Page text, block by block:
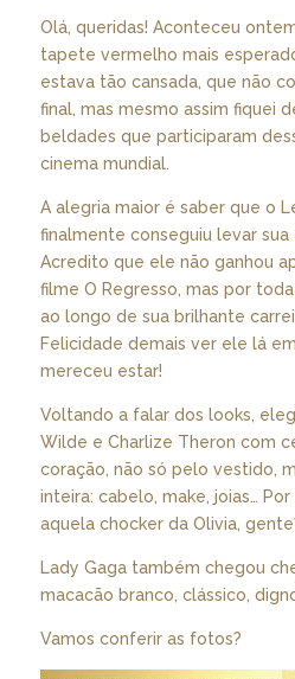
Olá, queridas! Aconteceu
tapete vermelho mais
estava tão cansada, que não
final, mas mesmo assim fiquei
beldades que participaram
cinema mundial.
A alegria maior é saber que o
finalmente conseguiu levar
Acredito que ele não ganhou
filme O Regresso, mas por
ao longo de sua brilhante
Felicidade demais ver ele lá
mereceu estar!
Voltando a falar dos looks,
Wilde e Charlize Theron com
coração, não só pelo vestido,
inteira: cabelo, make, joias…
aquela chocker da Olivia,
Lady Gaga também chegou
macacão branco, clássico,
Vamos conferir as fotos?